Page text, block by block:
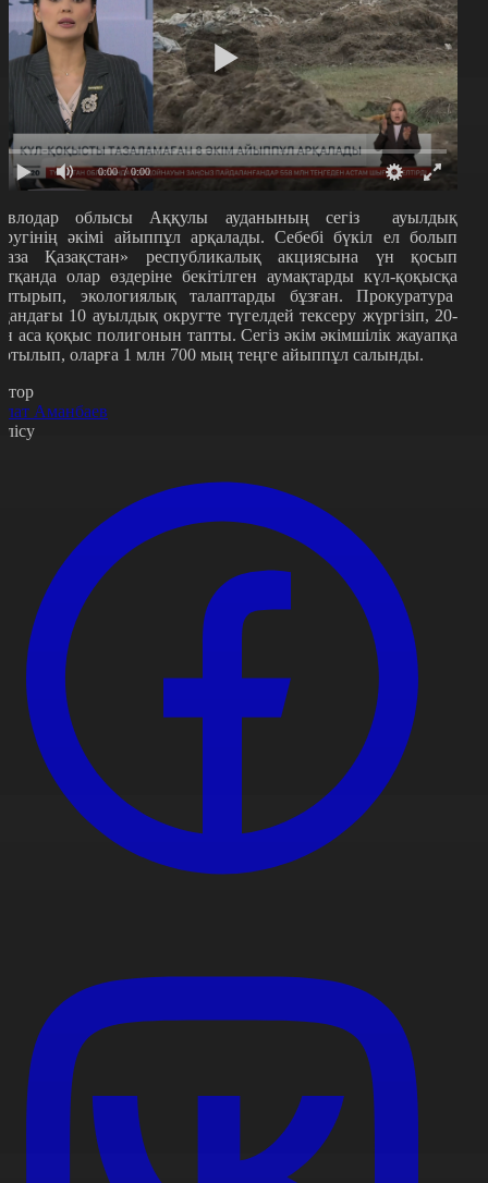
0:00 / 0:00
облысы Аққулы ауданының сегіз ауылдық
әкімі айыппұл арқалады. Себебі бүкіл ел болып
Қазақстан» республикалық акциясына үн қосып
олар өздеріне бекітілген аумақтарды күл-қоқысқа
экологиялық талаптарды бұзған. Прокуратура
10 ауылдық округте түгелдей тексеру жүргізіп, 20-
аса қоқыс полигонын тапты. Сегіз әкім әкімшілік жауапқа
оларға 1 млн 700 мың теңге айыппұл салынды.
Аманбаев